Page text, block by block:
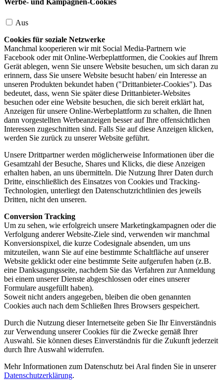
Werbe- und Kampagnen-Cookies
Aus
Cookies für soziale Netzwerke
Manchmal kooperieren wir mit Social Media-Partnern wie
Facebook oder mit Online-Werbeplattformen, die Cookies auf Ihrem
Gerät ablegen, wenn Sie unsere Website besuchen, um sich daran zu
erinnern, dass Sie unsere Website besucht haben/ ein Interesse an
unseren Produkten bekundet haben ("Drittanbieter-Cookies"). Das
bedeutet, dass, wenn Sie später diese Drittanbieter-Websites
besuchen oder eine Website besuchen, die sich bereit erklärt hat,
Anzeigen für unsere Online-Werbeplattform zu schalten, die Ihnen
dann vorgestellten Werbeanzeigen besser auf Ihre offensichtlichen
Interessen zugeschnitten sind. Falls Sie auf diese Anzeigen klicken,
werden Sie zurück zu unserer Website geführt.
Unsere Drittpartner werden möglicherweise Informationen über die
Gesamtzahl der Besuche, Shares und Klicks, die diese Anzeigen
erhalten haben, an uns übermitteln. Die Nutzung Ihrer Daten durch
Dritte, einschließlich des Einsatzes von Cookies und Tracking-
Technologien, unterliegt den Datenschutzrichtlinien des jeweils
Dritten, nicht den unseren.
Conversion Tracking
Um zu sehen, wie erfolgreich unsere Marketingkampagnen oder die
Verfolgung anderer Website-Ziele sind, verwenden wir manchmal
Konversionspixel, die kurze Codesignale absenden, um uns
mitzuteilen, wann Sie auf eine bestimmte Schaltfläche auf unserer
Website geklickt oder eine bestimmte Seite aufgerufen haben (z.B.
eine Danksagungsseite, nachdem Sie das Verfahren zur Anmeldung
bei einem unserer Dienste abgeschlossen oder eines unserer
Formulare ausgefüllt haben).
Soweit nicht anders angegeben, bleiben die oben genannten
Cookies auch nach dem Schließen Ihres Browsers gespeichert.
Durch die Nutzung dieser Internetseite geben Sie Ihr Einverständnis
zur Verwendung unserer Cookies für die Zwecke gemäß Ihrer
Auswahl. Sie können dieses Einverständnis für die Zukunft jederzeit
durch Ihre Auswahl widerrufen.
Mehr Informationen zum Datenschutz bei Aral finden Sie in unserer
Datenschutzerklärung.